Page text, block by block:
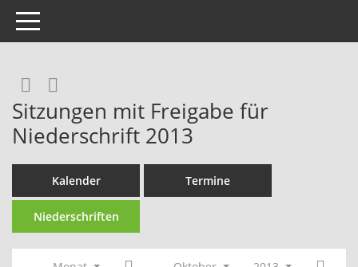
Toggle navigation
Rechercheauswahl
Sitzungen mit Freigabe für
Niederschrift 2013
Kalender Termine
Niederschriften